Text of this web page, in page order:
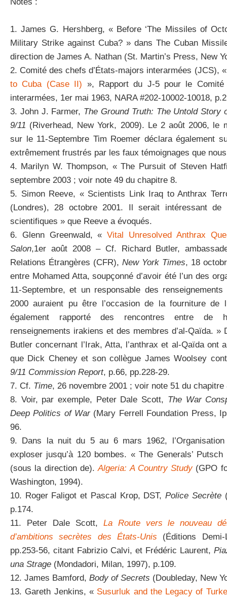
1. James G. Hershberg, « Before ‘The Missiles of
Military Strike against Cuba? » dans The Cuban
direction de James A. Nathan (St. Martin’s Press, New
2. Comité des chefs d’États-majors interarmées (JCS),
to Cuba (Case II) », Rapport du J-5 pour le Comité
interarmées, 1er mai 1963, NARA #202-10002-10018,
3. John J. Farmer, The Ground Truth: The Untold Story
9/11 (Riverhead, New York, 2009). Le 2 août 2006, le
sur le 11-Septembre Tim Roemer déclara également
extrêmement frustrés par les faux témoignages que
4. Marilyn W. Thompson, « The Pursuit of Steven
septembre 2003 ; voir note 49 du chapitre 8.
5. Simon Reeve, « Scientists Link Iraq to Anthrax
(Londres), 28 octobre 2001. Il serait intéressant de
scientifiques » que Reeve a évoqués.
6. Glenn Greenwald, «Vital Unresolved Anthrax
Salon,1er août 2008 – Cf. Richard Butler,
Relations Étrangères (CFR), New York Times, 18
entre Mohamed Atta, soupçonné d’avoir été l’un des
11-Septembre, et un responsable des
2000 auraient pu être l’occasion de la fourniture de
également rapporté des rencontres entre de
renseignements irakiens et des membres d’al-Qaïda. »
Butler concernant l’Irak, Atta, l’anthrax et al-Qaïda ont
que Dick Cheney et son collègue James Woolsey
9/11 Commission Report, p.66, pp.228-29.
7. Cf. Time, 26 novembre 2001 ; voir note 51 du
8. Voir, par exemple, Peter Dale Scott, The War
Deep Politics of War(Mary Ferrell Foundation Press,
96.
9. Dans la nuit du 5 au 6 mars 1962,
exploser jusqu’à 120 bombes. « The Generals’
(sous la direction de).Algeria: A Country Study(GPO
Washington, 1994).
10. Roger Faligot et Pascal Krop, DST,Police Secrète
p.174.
11. Peter Dale Scott, La Route vers le nouveau
d’ambitions secrètes des États-Unis (Éditions
pp.253-56, citant Fabrizio Calvi, et Frédéric Laurent,
una Strage (Mondadori, Milan, 1997), p.109.
12. James Bamford, Body of Secrets (Doubleday, New
13. Gareth Jenkins, « Susurluk and the Legacy of